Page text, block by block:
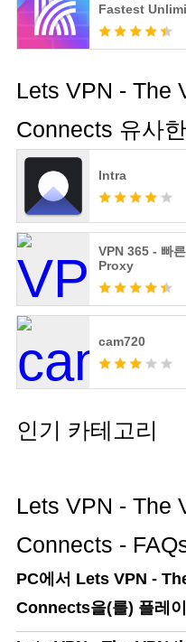
Fastest
Secure VPN
Lets VPN - The
Connects 유사
Intra
VPN 365 - 빠
Proxy
cam720
인기 카테고리
Lets VPN - The
Connects -
PC에서 Lets VPN -
Connects을(를) 플레